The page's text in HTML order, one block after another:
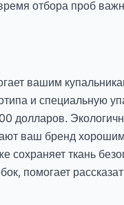
отбора проб
вашим
и специальную
долларов.
ваш бренд
сохраняет ткань
помогает